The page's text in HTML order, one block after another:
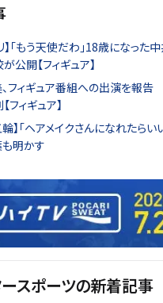
】「もう天使だわ」18歳になっ
公開【フィギュア】
フィギュア番組への出演を報
フィギュア】
輪】「ヘアメイクさんになれた
明かす
スポーツの新着記事